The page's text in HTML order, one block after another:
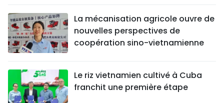
La mécanisation agricole ouvre de
nouvelles perspectives de
coopération sino-vietnamienne
Le riz vietnamien cultivé à Cuba
franchit une première étape